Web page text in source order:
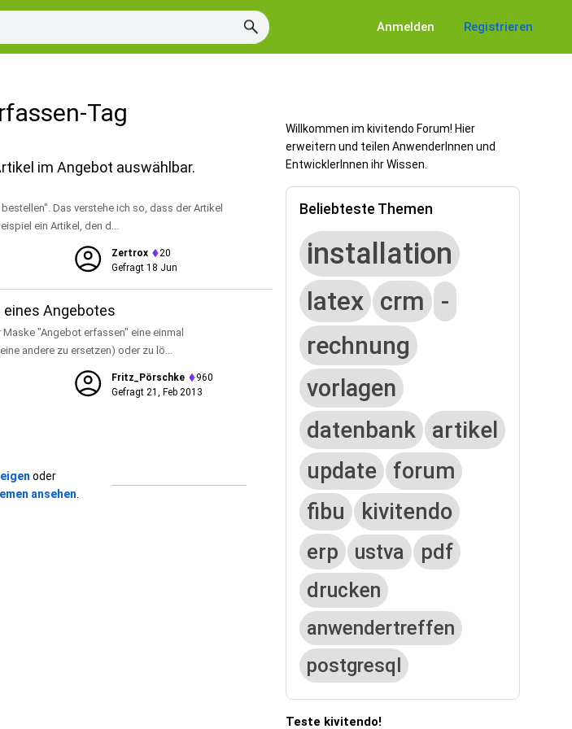
Anmelden Registrieren
Tag
im Angebot auswählbar.
Das verstehe ich so, dass der Artikel
ein Artikel, den d...
Zertrox
20
Gefragt 18 Jun
Angebotes
"Angebot erfassen" eine einmal
andere zu ersetzen) oder zu lö...
Fritz_Pörschke
960
Gefragt 21, Feb 2013
oder
ansehen
Willkommen im kivitendo Forum! Hier
erweitern und teilen AnwenderInnen und
EntwicklerInnen ihr Wissen.
Beliebteste Themen
installation
latex crm
-
rechnung
vorlagen
datenbank artikel
update
forum
fibu
kivitendo
erp ustva
pdf
drucken
anwendertreffen
postgresql
Teste kivitendo!